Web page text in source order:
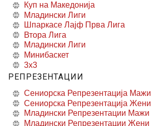
Куп на Македонија
Младински Лиги
Шпаркасе Лајф Прва Лига
Втора Лига
Младински Лиги
Минибаскет
3x3
РЕПРЕЗЕНТАЦИИ
Сениорска Репрезентација Мажи
Сениорска Репрезентација Жени
Младински Репрезентации Мажи
Младински Репрезентации Жени